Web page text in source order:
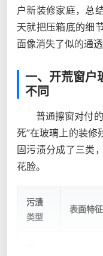
户新装修家庭，总
天就把压箱底的细
面像消失了似的通透
一、开荒窗户
不同
普通擦窗对付
死”在玻璃上的装修
固污渍分成了三类
花脸。
污渍
类型
表面特征